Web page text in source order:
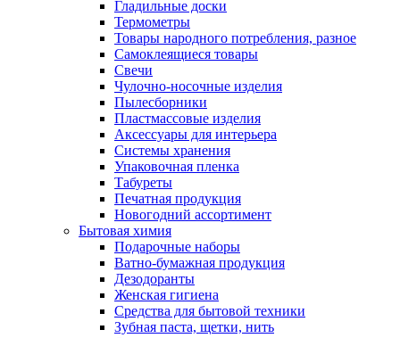
Гладильные доски
Термометры
Товары народного потребления, разное
Самоклеящиеся товары
Свечи
Чулочно-носочные изделия
Пылесборники
Пластмассовые изделия
Аксессуары для интерьера
Системы хранения
Упаковочная пленка
Табуреты
Печатная продукция
Новогодний ассортимент
Бытовая химия
Подарочные наборы
Ватно-бумажная продукция
Дезодоранты
Женская гигиена
Средства для бытовой техники
Зубная паста, щетки, нить